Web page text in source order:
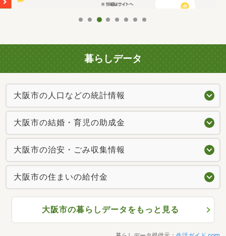
暮らしデータ
大阪市の人口などの統計情報
大阪市の結婚・育児の助成金
大阪市の治安・ごみ収集情報
大阪市の住まいの給付金
大阪市の暮らしデータをもっと見る